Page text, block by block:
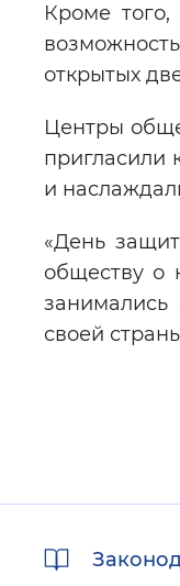
Кроме
открытых
Центры
пригласили
и
«День
обществу о
своей
ссылки